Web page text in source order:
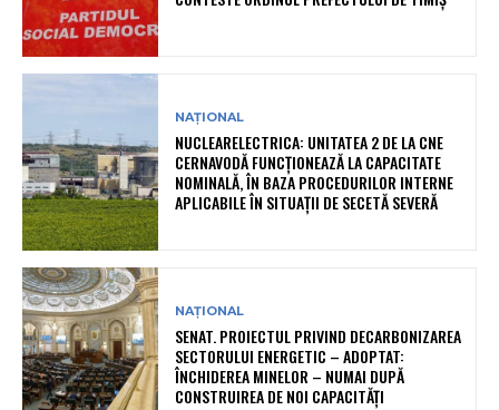
NAȚIONAL
NUCLEARELECTRICA: UNITATEA 2 DE LA CNE
CERNAVODĂ FUNCȚIONEAZĂ LA CAPACITATE
NOMINALĂ, ÎN BAZA PROCEDURILOR INTERNE
APLICABILE ÎN SITUAȚII DE SECETĂ SEVERĂ
NAȚIONAL
SENAT. PROIECTUL PRIVIND DECARBONIZAREA
SECTORULUI ENERGETIC – ADOPTAT:
ÎNCHIDEREA MINELOR – NUMAI DUPĂ
CONSTRUIREA DE NOI CAPACITĂȚI